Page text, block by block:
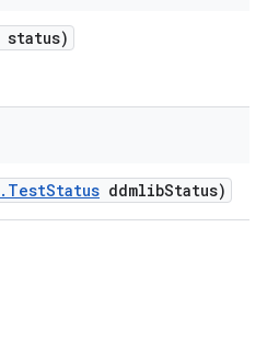
status)
. TestStatus ddmlibStatus)